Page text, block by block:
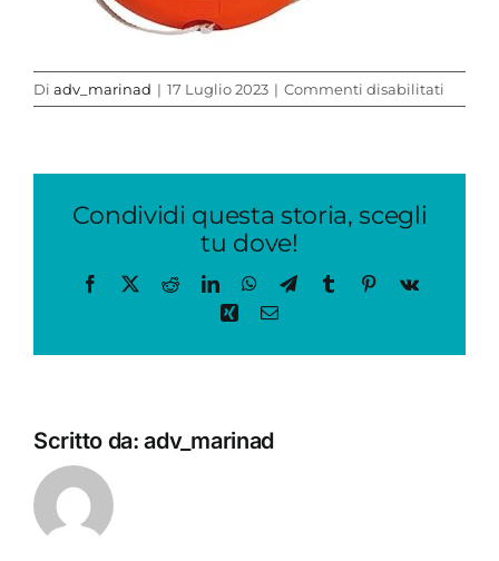
Di adv_marinad | 17 Luglio 2023 | Commenti disabilitati
Condividi questa storia, scegli
tu dove!
Facebook
X RedditLinkedInWhatsApp
TelegramTumblrPinterest
Vk
Xing Email
Scritto da:adv_marinad